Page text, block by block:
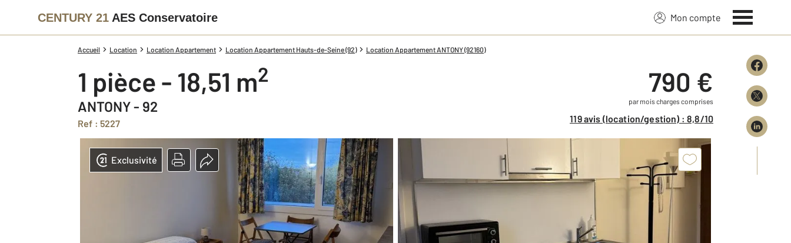
CENTURY 21 AES Conservatoire Mon compte
Accueil Location Location Appartement Location Appartement Hauts-de-Seine (92) Location Appartement ANTONY (92160)
1 pièce - 18,51 m2
ANTONY - 92
Ref : 5227
790 €
par mois charges comprises
119 avis (location/gestion) : 8,8/10
Exclusivité